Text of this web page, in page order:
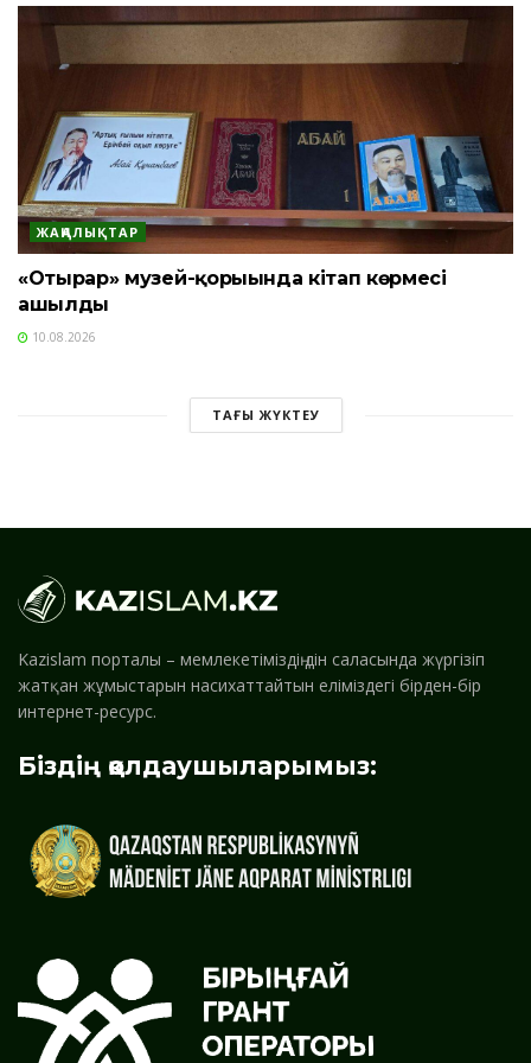
ЖАҢАЛЫҚТАР
«Отырар» музей-қорығында кітап көрмесі
ашылды
10.08.2026
ТАҒЫ ЖҮКТЕУ
Kazislam порталы – мемлекетіміздің дін саласында жүргізіп
жатқан жұмыстарын насихаттайтын еліміздегі бірден-бір
интернет-ресурс.
Біздің қолдаушыларымыз: